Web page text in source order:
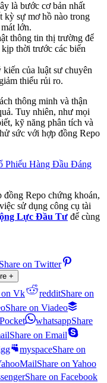
là bước cơ bản nhất
kỳ sự mơ hồ nào trong
lớn.
thông tin thị trường để
kịp thời trước các biến
của luật sư chuyên
thiểu rủi ro.
thông minh và thận
Tuy nhiên, như mọi
kỹ năng phân tích và
sức với hợp đồng Repo
Phiếu Hàng Đầu Đáng
đồng Repo chứng khoán,
sử dụng công cụ tài
Lực Đầu Tư để cùng
on Twitter
+
on Vk redditShare on
Share on Viadeo
whatsappShare
Share on Email
myspaceShare on
Share on Yahoo
Share on Facebook